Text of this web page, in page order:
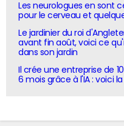
Les neurologues en sont
pour le cerveau et
Le jardinier du roi
avant fin août, voici ce
dans son jardin
Il crée une entreprise de
6 mois grâce à l'IA : voici